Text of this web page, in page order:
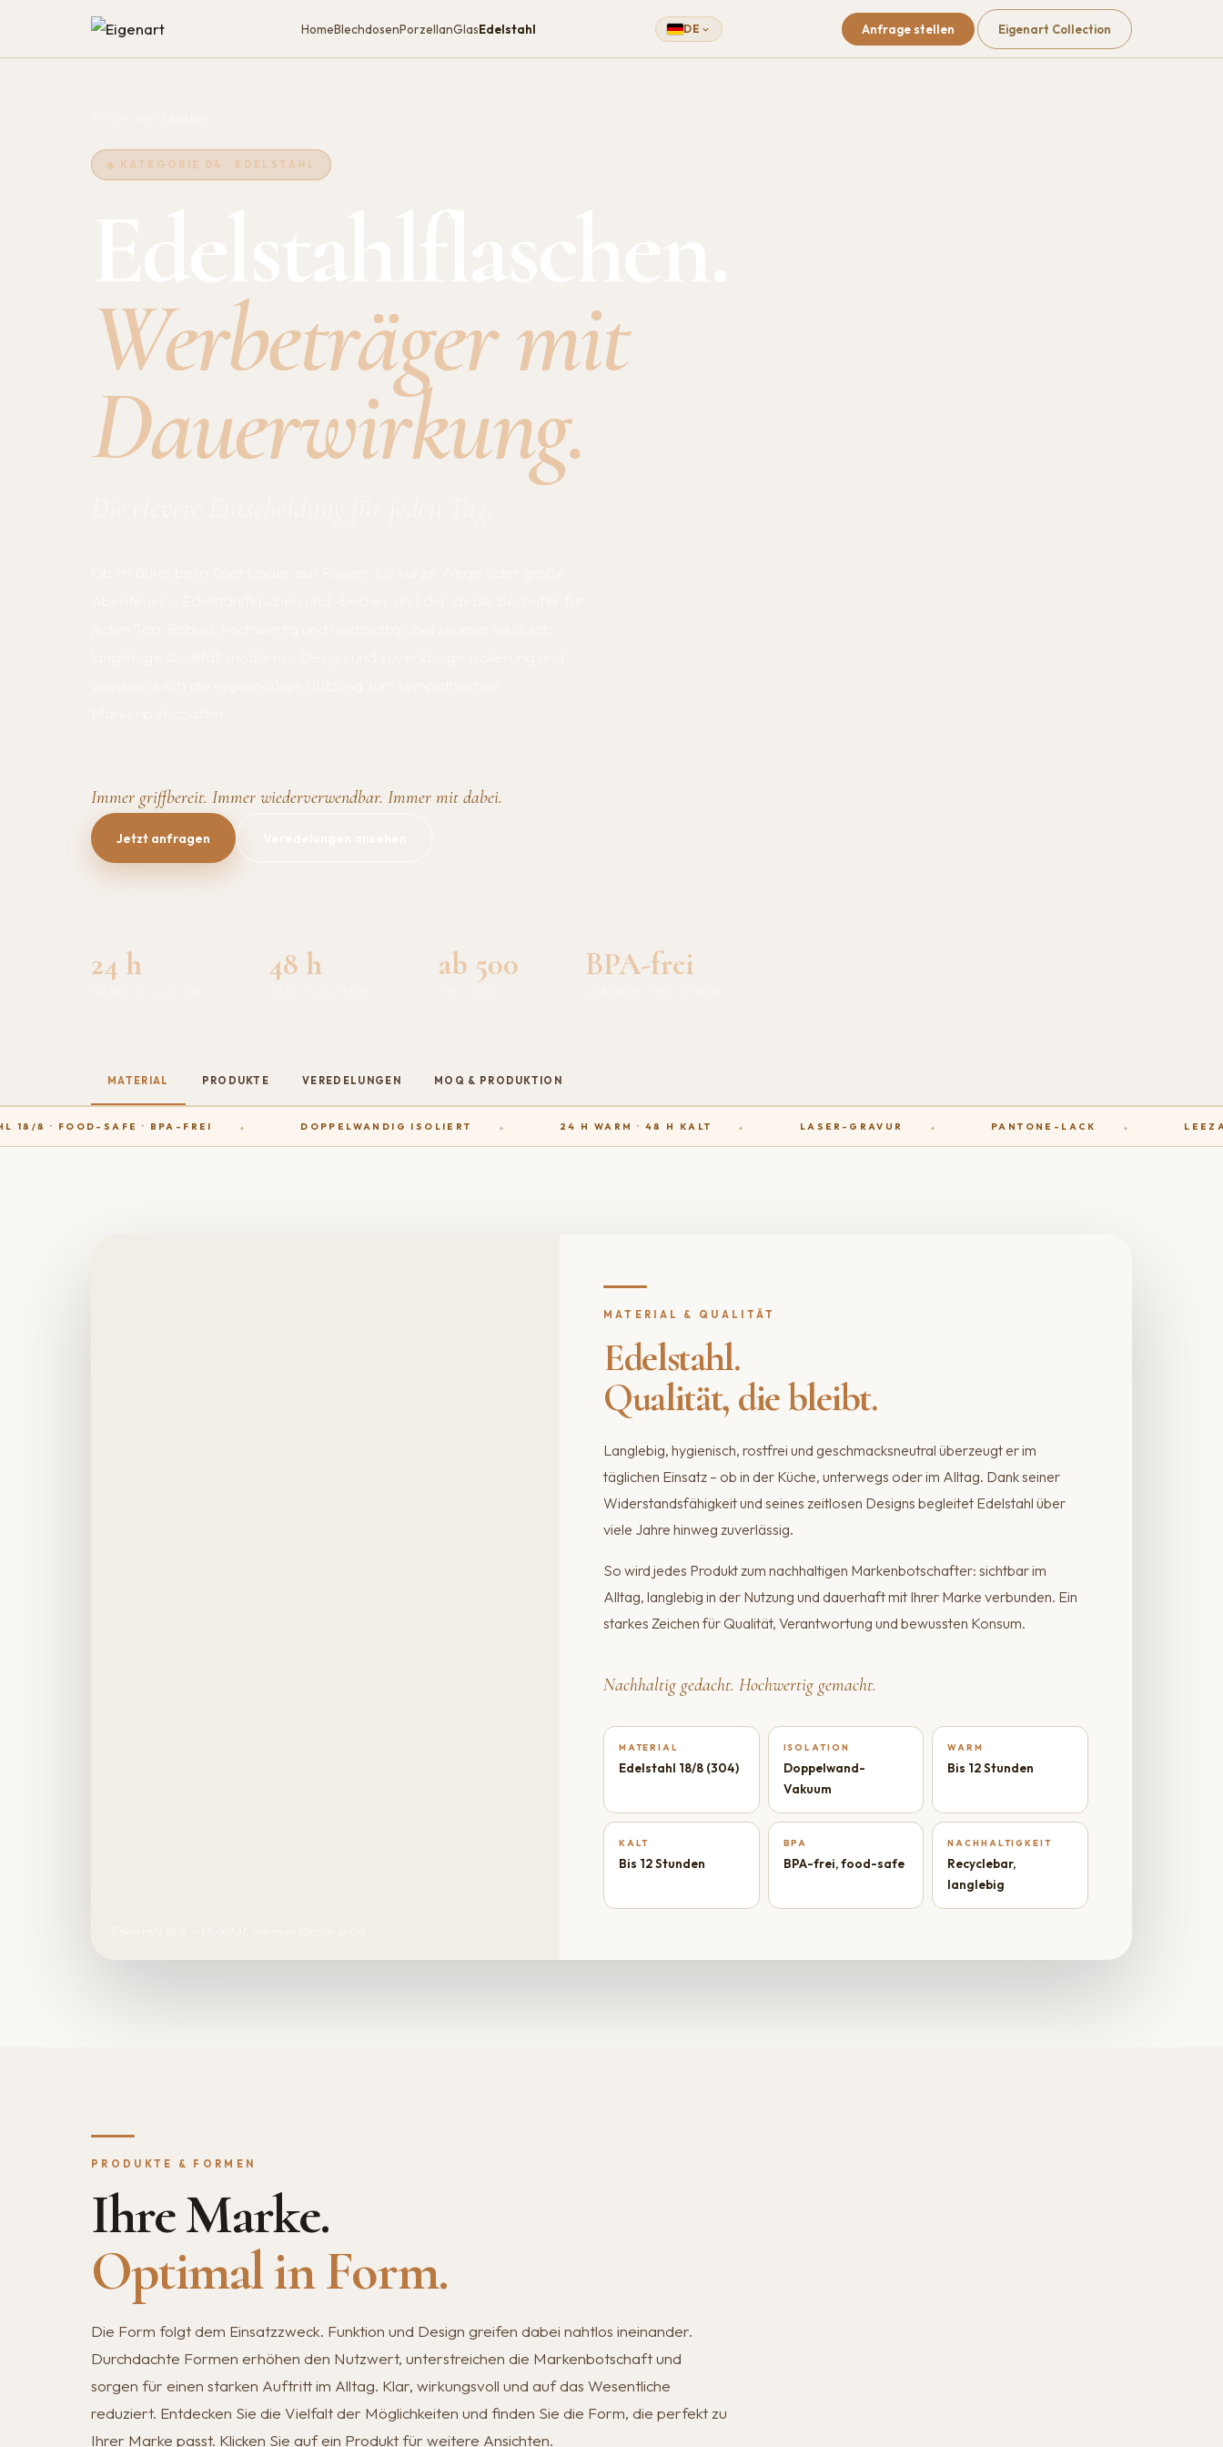
HomeBlechdosenPorzellanGlasEdelstahl DE Anfrage stellen Eigenart Collection
◆ KATEGORIE 04 · EDELSTAHL
Werbeträger mit
Dauerwirkung.
Immer griffbereit. Immer wiederverwendbar. Immer mit dabei.
Jetzt anfragen
24 h 48 h ab 500 BPA-frei
MATERIAL PRODUKTE VEREDELUNGEN MOQ & PRODUKTION
18/8 · FOOD-SAFE · BPA-FREI DOPPELWANDIG ISOLIERT 24 H WARM · 48 H KALT LASER-GRAVUR PANTONE-LACK
MATERIAL & QUALITÄT
Edelstahl.
Qualität, die bleibt.
Langlebig, hygienisch, rostfrei und geschmacksneutral überzeugt er im
täglichen Einsatz – ob in der Küche, unterwegs oder im Alltag. Dank seiner
Widerstandsfähigkeit und seines zeitlosen Designs begleitet Edelstahl über
viele Jahre hinweg zuverlässig.
So wird jedes Produkt zum nachhaltigen Markenbotschafter: sichtbar im
Alltag, langlebig in der Nutzung und dauerhaft mit Ihrer Marke verbunden. Ein
starkes Zeichen für Qualität, Verantwortung und bewussten Konsum.
Nachhaltig gedacht. Hochwertig gemacht.
MATERIAL
Edelstahl 18/8 (304)
ISOLATION
Doppelwand-
Vakuum
WARM
Bis 12 Stunden
KALT
Bis 12 Stunden
BPA
BPA-frei, food-safe
NACHHALTIGKEIT
Recyclebar,
langlebig
PRODUKTE & FORMEN
Ihre Marke.
Optimal in Form.
Die Form folgt dem Einsatzzweck. Funktion und Design greifen dabei nahtlos ineinander.
Durchdachte Formen erhöhen den Nutzwert, unterstreichen die Markenbotschaft und
sorgen für einen starken Auftritt im Alltag. Klar, wirkungsvoll und auf das Wesentliche
reduziert. Entdecken Sie die Vielfalt der Möglichkeiten und finden Sie die Form, die perfekt zu
Ihrer Marke passt. Klicken Sie auf ein Produkt für weitere Ansichten.